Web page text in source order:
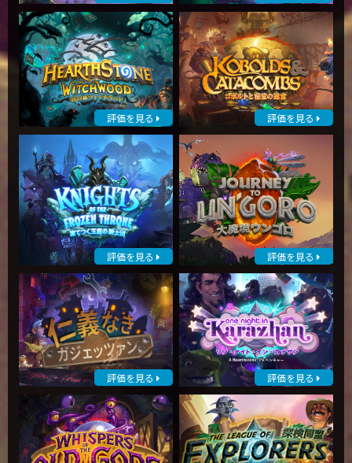
評価を見る 評価を見る
評価を見る 評価を見る
評価を見る 評価を見る